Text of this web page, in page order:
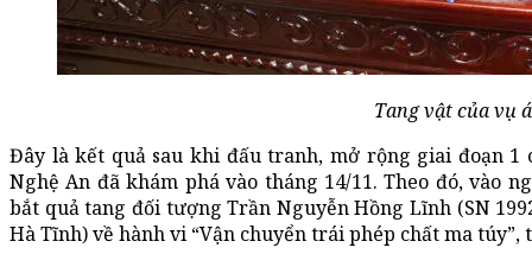
Tang vật của vụ
Đây là kết quả sau khi đấu tranh, mở rộng giai đoạn 1
Nghệ An đã khám phá vào tháng 14/11. Theo đó, vào
bắt quả tang đối tượng Trần Nguyễn Hồng Lĩnh (SN
Hà Tĩnh) về hành vi “Vận chuyển trái phép chất ma